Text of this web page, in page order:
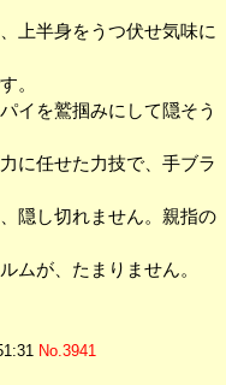
上半身をうつ伏せ気味に
。
イを鷲掴みにして隠そう
に任せた力技で、手ブラ
隠し切れません。親指の
ムが、たまりません。
No.3941